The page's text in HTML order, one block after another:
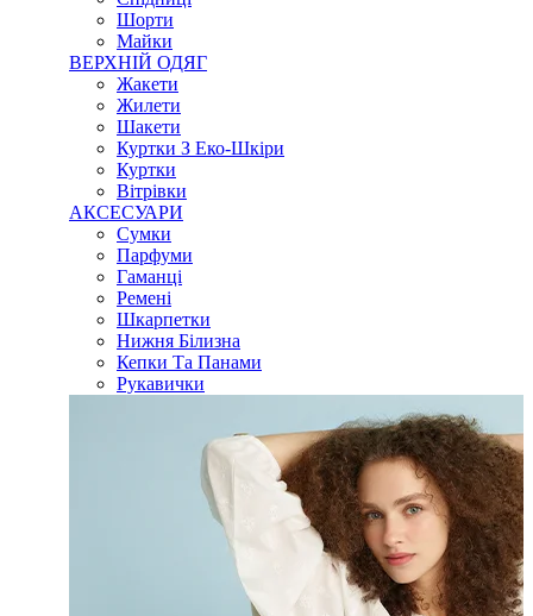
Шорти
Майки
ВЕРХНІЙ ОДЯГ
Жакети
Жилети
Шакети
Куртки З Еко-Шкіри
Куртки
Вітрівки
АКСЕСУАРИ
Сумки
Парфуми
Гаманці
Ремені
Шкарпетки
Нижня Білизна
Кепки Та Панами
Рукавички